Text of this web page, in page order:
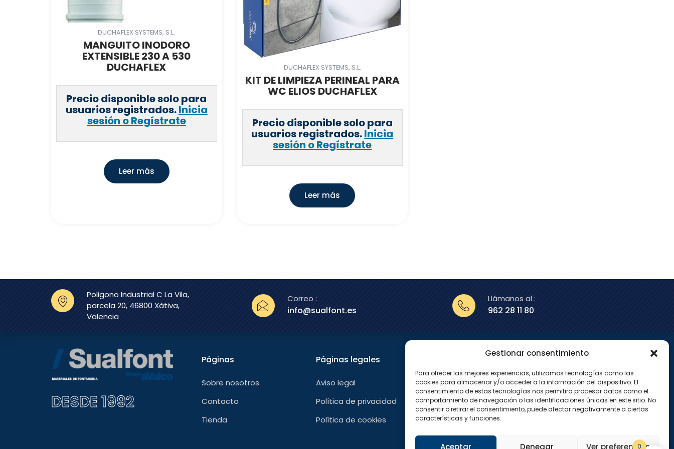
Gestionar consentimiento
Para ofrecer las mejores experiencias, utilizamos tecnologías como las
cookies para almacenar y/o acceder a la información del dispositivo. El
consentimiento de estas tecnologías nos permitirá procesar datos como el
comportamiento de navegación o las identificaciones únicas en este sitio. No
consentir o retirar el consentimiento, puede afectar negativamente a ciertas
características y funciones.
Aceptar Denegar Ver preferencias
DUCHAFLEX SYSTEMS, S.L.
MANGUITO INODORO
EXTENSIBLE 230 A 530
DUCHAFLEX
Precio disponible solo para
usuarios registrados.Inicia
sesión o Regístrate
Leer más
DUCHAFLEX SYSTEMS, S.L.
KIT DE LIMPIEZA PERINEAL PARA
WC ELIOS DUCHAFLEX
Precio disponible solo para
usuarios registrados.Inicia
sesión o Regístrate
Leer más
Poligono Industrial C La Vila,
parcela 20, 46800 Xàtiva,
Valencia
Correo :
info@sualfont.es
Llámanos al :
962 28 11 80
DESDE 1992
Páginas
Sobre nosotros
Contacto
Tienda
Páginas legales
Aviso legal
Política de privacidad
Política de cookies
F
a
c
e
b
o
o
-
X
-
t
w
i
t
t
r
I
n
s
t
a
g
r
m
0